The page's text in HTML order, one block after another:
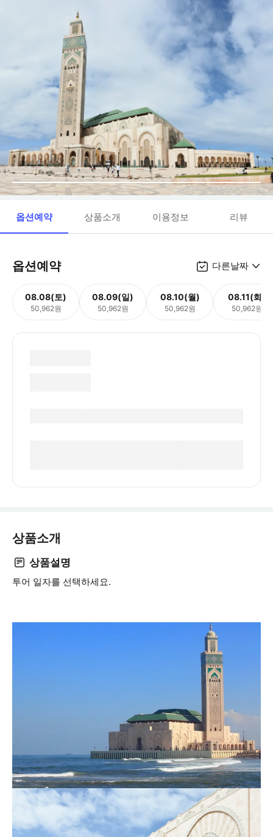
옵션예약 상품소개 이용정보 리뷰
옵션예약 다른날짜
08.08(토)
50,962원
08.09(일)
50,962원
08.10(월)
50,962원
08.11(화)
50,962원
상품소개
상품설명
투어 일자를 선택하세요.